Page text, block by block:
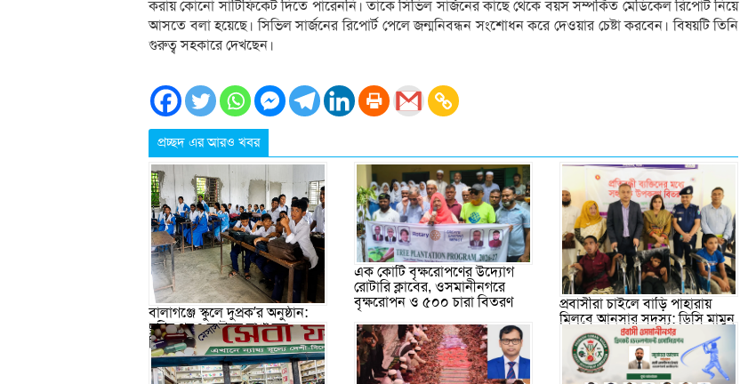
করায় কোনো সার্টিফিকেট দিতে পারেননি। তাকে সিভিল সার্জনের কাছে থেকে বয়স সম্পর্কিত মেডিকেল রিপোর্ট নিয়ে
আসতে বলা হয়েছে। সিভিল সার্জনের রিপোর্ট পেলে জন্মনিবন্ধন সংশোধন করে দেওয়ার চেষ্টা করবেন। বিষয়টি তিনি
গুরুত্ব সহকারে দেখছেন।
প্রচ্ছদ এর আরও খবর
বালাগঞ্জে স্কুলে দুপ্রক’র অনুষ্ঠান:
ছুটির পরও আটকে রাখা হল
শিক্ষার্থীদের
এক কোটি বৃক্ষরোপণের উদ্যোগ
রোটারি ক্লাবের, ওসমানীনগরে
বৃক্ষরোপন ও ৫০০ চারা বিতরণ
প্রবাসীরা চাইলে বাড়ি পাহারায়
মিলবে আনসার সদস্য: ডিসি মামুন